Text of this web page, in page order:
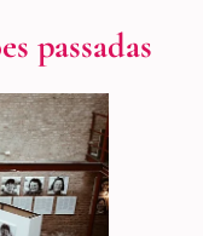
passadas